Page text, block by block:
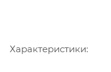
Характеристики: